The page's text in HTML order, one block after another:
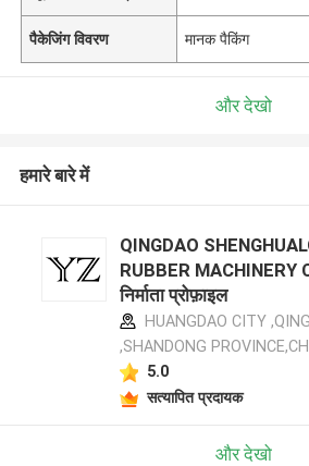
पैकेजिंग विवरण मानक पैकिंग
और देखो
हमारे बारे में
QINGDAO
RUBBER MACHINERY
निर्माता प्रोफ़ाइल
HUANGDAO CITY
,SHANDONG
5.0
सत्यापित प्रदायक
और देखो